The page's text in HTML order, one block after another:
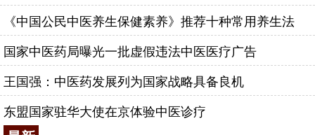
《中国公民中医养生保健素养》推荐十种常用养生法
国家中医药局曝光一批虚假违法中医医疗广告
王国强：中医药发展列为国家战略具备良机
东盟国家驻华大使在京体验中医诊疗